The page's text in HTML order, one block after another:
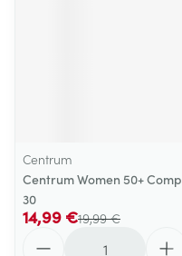
Centrum
Centrum Women 50+ Comp
30
19,99 €
14,99 €